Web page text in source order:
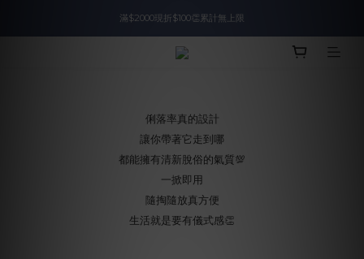
入會即領$888購物金🙌
滿$2000現折$100👏累計無上限
入會即領$888購物金🙌
俐落率真的設計
讓你帶著它走到哪
都能擁有清新脫俗的氣質💯
一掀即用
隨掏隨放真方便
生活就是要有儀式感👏